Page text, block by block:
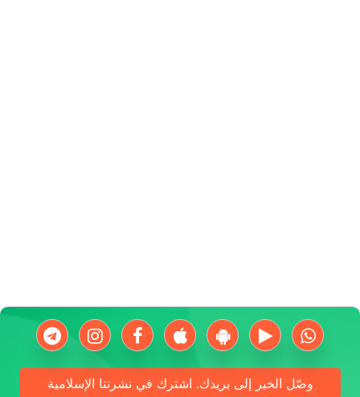
وصّل الخير إلى بريدك. اشترك في نشرتنا الإسلامية